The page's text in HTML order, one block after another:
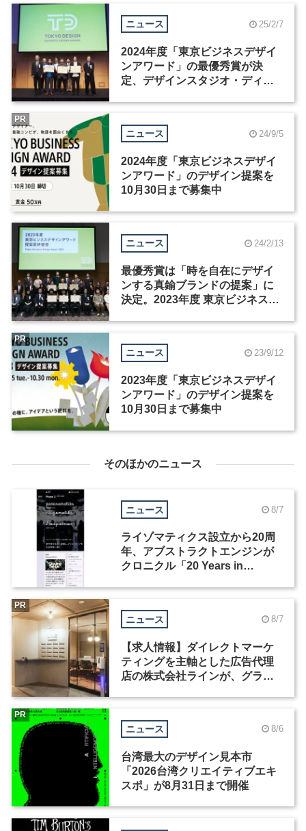
ニュース 25/2/7
2024年度「東京ビジネスデザイ
ンアワード」の最優秀賞が決
定、デザインスタジオ・ディノ
ニュース 24/9/5
2024年度「東京ビジネスデザイ
ンアワード」のデザイン提案を
10月30日まで募集中
PR
ニュース 24/2/13
最優秀賞は「時を自在にデザイ
ンする真鍮ブランドの提案」に
決定。2023年度 東京ビジネスデ
ニュース 23/9/12
2023年度「東京ビジネスデザイ
ンアワード」のデザイン提案を
10月30日まで募集中
PR
そのほかのニュース
ニュース 8/7
ライゾマティクス設立から20周
年、アブストラクトエンジンが
クロニクル「20 Years in
ニュース 8/7
【求人情報】ダイレクトマーケ
ティングを主軸とした広告代理
店の株式会社ラインが、グラフ
PR
ニュース 8/6
台湾最大のデザイン見本市
「2026台湾クリエイティブエキ
スポ」が8月31日まで開催
PR